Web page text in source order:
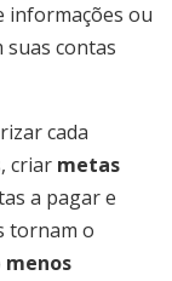
informações ou
contas
cada
criar metas
a pagar e
tornam o
menos